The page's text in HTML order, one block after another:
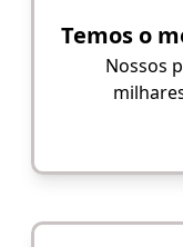
Temos o
Nossos